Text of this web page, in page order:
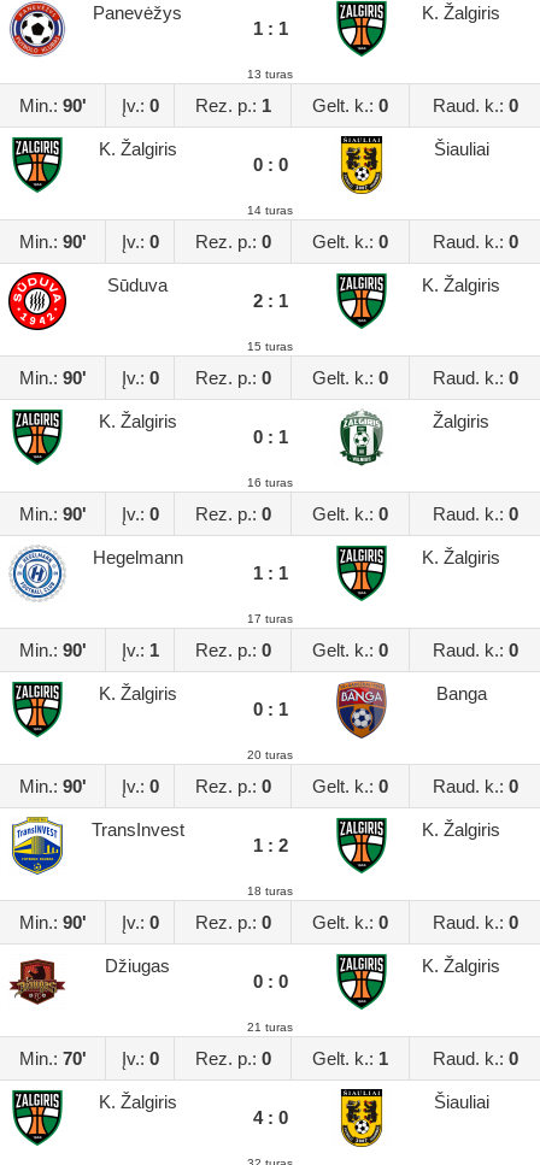
Panevėžys
1 : 1
K. Žalgiris
13 turas
Min.: 90' Įv.: 0 Rez. p.: 1 Gelt. k.: 0 Raud. k.: 0
K. Žalgiris
0 : 0
Šiauliai
14 turas
Min.: 90' Įv.: 0 Rez. p.: 0 Gelt. k.: 0 Raud. k.: 0
Sūduva
2 : 1
K. Žalgiris
15 turas
Min.: 90' Įv.: 0 Rez. p.: 0 Gelt. k.: 0 Raud. k.: 0
K. Žalgiris
0 : 1
Žalgiris
16 turas
Min.: 90' Įv.: 0 Rez. p.: 0 Gelt. k.: 0 Raud. k.: 0
Hegelmann
1 : 1
K. Žalgiris
17 turas
Min.: 90' Įv.: 1 Rez. p.: 0 Gelt. k.: 0 Raud. k.: 0
K. Žalgiris
0 : 1
Banga
20 turas
Min.: 90' Įv.: 0 Rez. p.: 0 Gelt. k.: 0 Raud. k.: 0
TransInvest
1 : 2
K. Žalgiris
18 turas
Min.: 90' Įv.: 0 Rez. p.: 0 Gelt. k.: 0 Raud. k.: 0
Džiugas
0 : 0
K. Žalgiris
21 turas
Min.: 70' Įv.: 0 Rez. p.: 0 Gelt. k.: 1 Raud. k.: 0
K. Žalgiris
4 : 0
Šiauliai